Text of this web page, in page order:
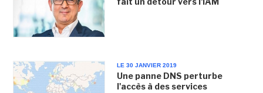
LE 30 JANVIER 2019
Une panne DNS perturbe
l'accès à des services